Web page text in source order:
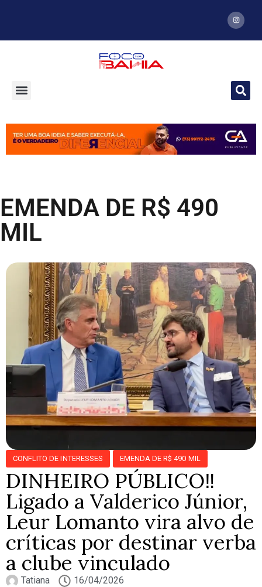
EMENDA DE R$ 490
MIL
CONFLITO DE INTERESSES EMENDA DE R$ 490 MIL
DINHEIRO PÚBLICO‼️
Ligado a Valderico Júnior,
Leur Lomanto vira alvo de
críticas por destinar verba
a clube vinculado
Tatiana 16/04/2026